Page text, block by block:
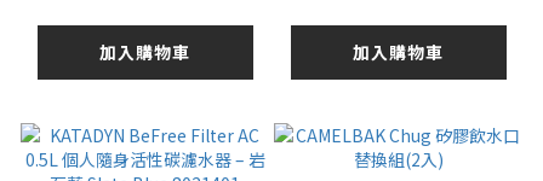
加入購物車 加入購物車